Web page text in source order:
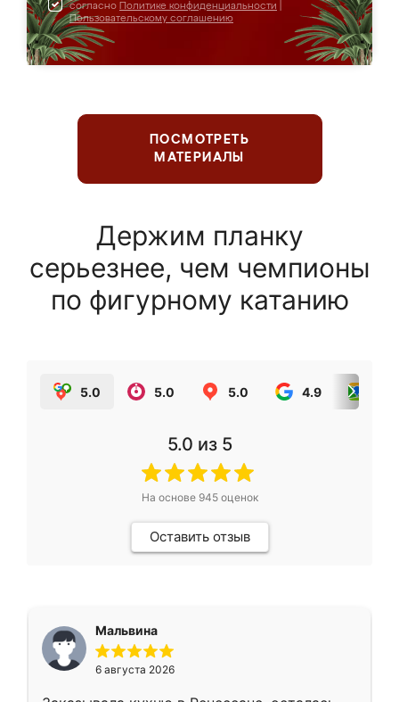
согласно Политике конфиденциальности
Пользовательскому соглашению
ПОСМОТРЕТЬ
МАТЕРИАЛЫ
Держим планку
серьезнее, чем чемпионы
по фигурному катанию
5.0 5.0 5.0 4.9
5.0 из 5
На основе 945оценок
Оставить отзыв
Мальвина
6 августа 2026